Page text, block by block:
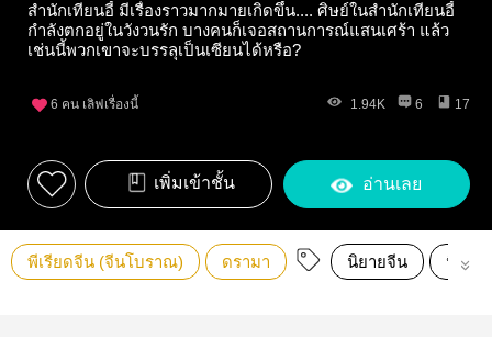
สำนักเทียนอี้ มีเรื่องราวมากมายเกิดขึ้น.... ศิษย์ในสำนักเทียนอี้
กำลังตกอยู่ในวังวนรัก บางคนก็เจอสถานการณ์แสนเศร้า แล้ว
เช่นนี้พวกเขาจะบรรลุเป็นเซียนได้หรือ?
6 คน เลิฟเรื่องนี้ 1.94K 6 17
เพิ่มเข้าชั้น อ่านเลย
พีเรียดจีน (จีนโบราณ) ดรามา นิยายจีน นิยาย